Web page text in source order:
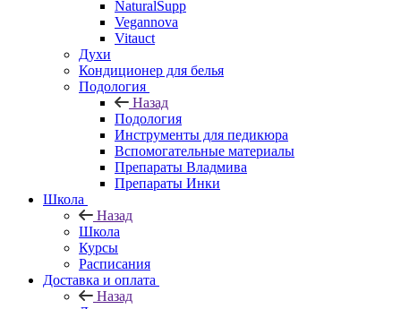
NaturalSupp
Vegannova
Vitauct
Духи
Кондиционер для белья
Подология
Назад
Подология
Инструменты для педикюра
Вспомогательные материалы
Препараты Владмива
Препараты Инки
Школа
Назад
Школа
Курсы
Расписания
Доставка и оплата
Назад